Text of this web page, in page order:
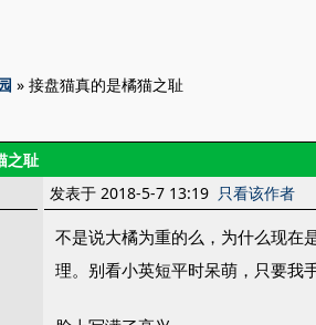
» 接盘猫真的是橘猫之耻
之耻
发表于 2018-5-7 13:19 只看该作者
不是说大橘为重的么，为什么现在
理。别看小英短平时呆萌，只要我